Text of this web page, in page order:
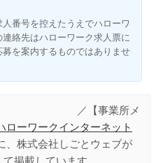
番号を控えたうえでハローワ
絡先はハローワーク求人票に
を案内するものではありませ
護員 ／【事業所メ
ローワークインターネット
、株式会社しごとウェブが
掲載しています。